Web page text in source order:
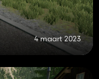
4 maart 2023